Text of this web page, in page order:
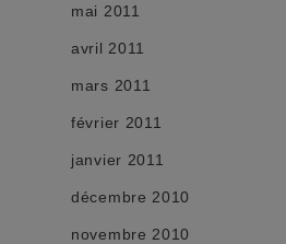
mai 2011
avril 2011
mars 2011
février 2011
janvier 2011
décembre 2010
novembre 2010